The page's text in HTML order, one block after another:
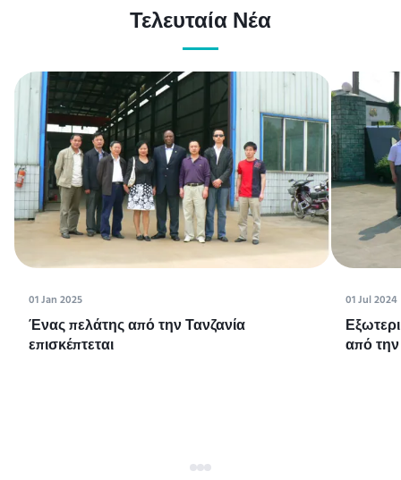
Τελευταία Νέα
01 Jan 2025
Ένας πελάτης από την Τανζανία
επισκέπτεται
01 Jul 2024
από